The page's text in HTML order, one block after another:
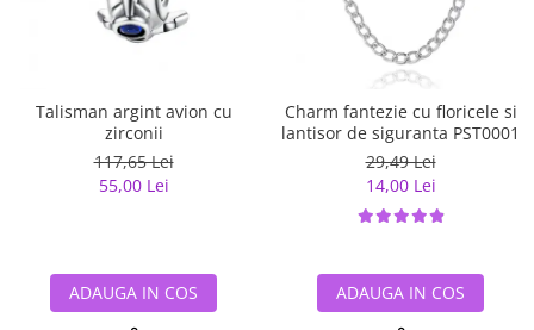
Talisman argint avion cu
zirconii
117,65 Lei
55,00 Lei
ADAUGA IN COS
Charm fantezie cu floricele si
lantisor de siguranta PST0001
29,49 Lei
14,00 Lei
ADAUGA IN COS